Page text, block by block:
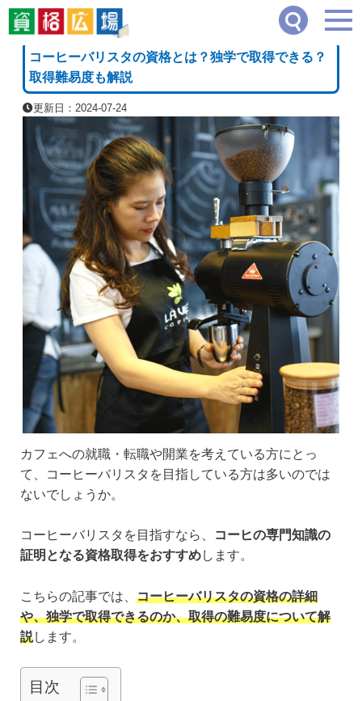
資格広場≫ 食・調理・衛生・栄養系 コーヒーバリスタの資格とは？独学で取得で
[PR]
コーヒーバリスタの資格とは？独学で取得できる？
取得難易度も解説
更新日：2024-07-24
カフェへの就職・転職や開業を考えている方にとっ
て、コーヒーバリスタを目指している方は多いのでは
ないでしょうか。
コーヒーバリスタを目指すなら、
コーヒの専門知識の
証明となる資格取得をおすすめします。
こちらの記事では、 コーヒーバリスタの資格の詳細
や、独学で取得できるのか、取得の難易度について解
説します。
目次